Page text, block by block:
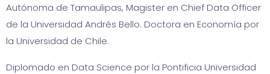
Autónoma de Tamaulipas, Magister en Chief Data Officer
de la Universidad Andrés Bello. Doctora en Economía por
la Universidad de Chile.
Diplomado en Data Science por la Pontificia Universidad